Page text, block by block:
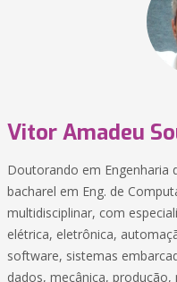
Vitor Amadeu
Doutorando em Engenharia
bacharel em Eng. de
multidisciplinar, com
elétrica, eletrônica,
software, sistemas
dados, mecânica,